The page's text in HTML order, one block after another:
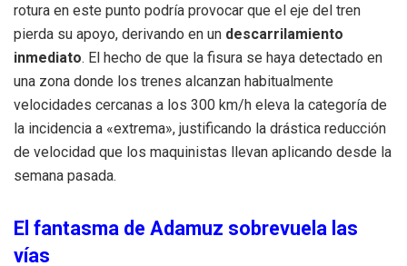
rotura en este punto podría provocar que el eje del tren
pierda su apoyo, derivando en un descarrilamiento
inmediato. El hecho de que la fisura se haya detectado en
una zona donde los trenes alcanzan habitualmente
velocidades cercanas a los 300 km/h eleva la categoría de
la incidencia a «extrema», justificando la drástica reducción
de velocidad que los maquinistas llevan aplicando desde la
semana pasada.
El fantasma de Adamuz sobrevuela las
vías